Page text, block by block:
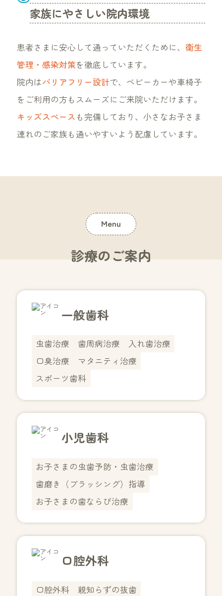
家族にやさしい院内環境
患者さまに安心して通っていただくために、 衛生
管理・感染対策を徹底しています。
院内はバリアフリー設計で、ベビーカーや車椅子
をご利用の方もスムーズにご来院いただけます。
キッズスペースも完備しており、小さなお子さま
連れのご家族も通いやすいよう配慮しています。
Menu
診療のご案内
一般歯科
虫歯治療 歯周病治療
入れ歯治療
口臭治療
マタニティ治療
スポーツ歯科
小児歯科
お子さまの虫歯予防・虫歯治療
歯磨き（ブラッシング）指導
お子さまの歯ならび治療
口腔外科
口腔外科
親知らずの抜歯